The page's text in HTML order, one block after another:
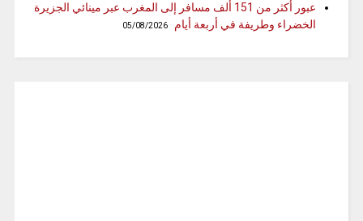
عبور أكثر من 151 ألف مسافر إلى المغرب عبر مينائي الجزيرة
الخضراء وطريفة في أربعة أيام
05/08/2026